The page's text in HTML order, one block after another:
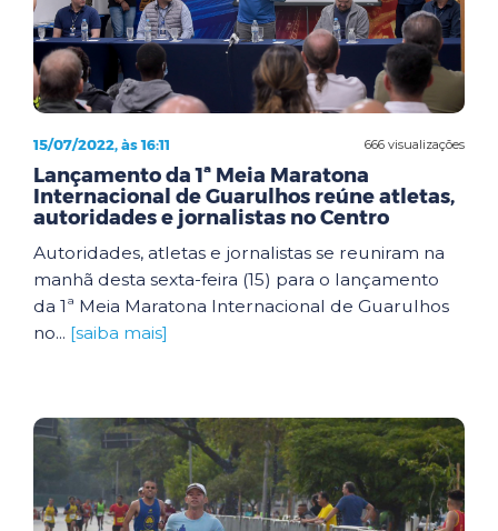
666 visualizações
15/07/2022, às 16:11
Lançamento da 1ª Meia Maratona
Internacional de Guarulhos reúne atletas,
autoridades e jornalistas no Centro
Autoridades, atletas e jornalistas se reuniram na
manhã desta sexta-feira (15) para o lançamento
da 1ª Meia Maratona Internacional de Guarulhos
no... [saiba mais]